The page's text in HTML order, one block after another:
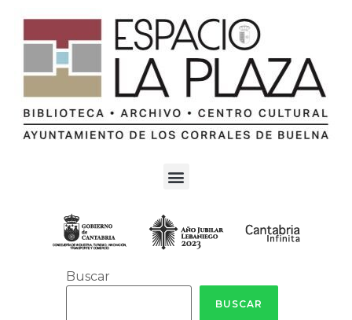
Buscar
BUSCAR